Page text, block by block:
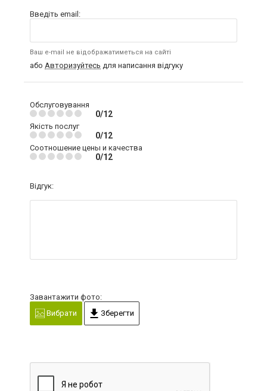
Введіть email:
Ваш e-mail не відображатиметься на сайті
або Авторизуйтесь для написання відгуку
Обслуговування
0/12
Якість послуг
0/12
Соотношение цены и качества
0/12
Відгук:
Завантажити фото:
Вибрати
Зберегти